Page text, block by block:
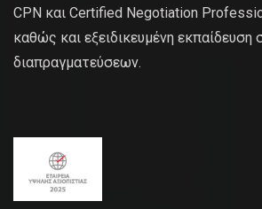
CPN και Certified Negotiation
καθώς και εξειδικευμένη εκπαίδευση
διαπραγματεύσεων.